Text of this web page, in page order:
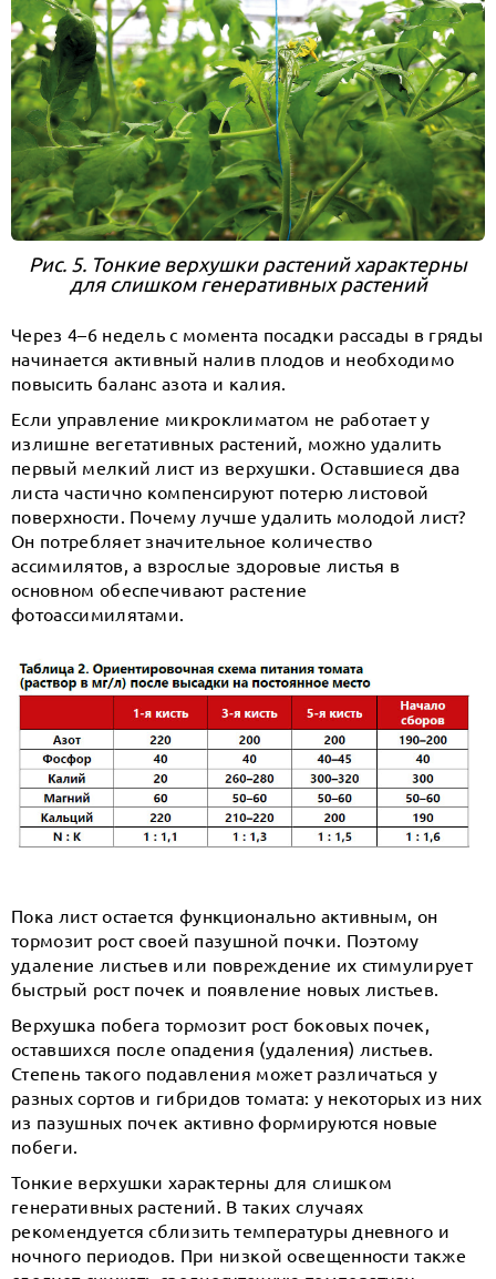
Рис. 5. Тонкие верхушки растений характерны
для слишком генеративных растений
Через 4–6 недель с момента посадки рассады в гряды
начинается активный налив плодов и необходимо
повысить баланс азота и калия.
Если управление микроклиматом не работает у
излишне вегетативных растений, можно удалить
первый мелкий лист из верхушки. Оставшиеся два
листа частично компенсируют потерю листовой
поверхности. Почему лучше удалить молодой лист?
Он потребляет значительное количество
ассимилятов, а взрослые здоровые листья в
основном обеспечивают растение
фотоассимилятами.
Пока лист остается функционально активным, он
тормозит рост своей пазушной почки. Поэтому
удаление листьев или повреждение их стимулирует
быстрый рост почек и появление новых листьев.
Верхушка побега тормозит рост боковых почек,
оставшихся после опадения (удаления) листьев.
Степень такого подавления может различаться у
разных сортов и гибридов томата: у некоторых из них
из пазушных почек активно формируются новые
побеги.
Тонкие верхушки характерны для слишком
генеративных растений. В таких случаях
рекомендуется сблизить температуры дневного и
ночного периодов. При низкой освещенности также